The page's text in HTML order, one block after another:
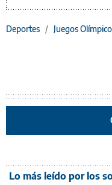
Deportes / Juegos
Lo más leído por los